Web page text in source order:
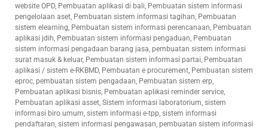
website OPD, Pembuatan aplikasi di bali, Pembuatan sistem informasi
pengelolaan aset, Pembuatan sistem informasi tagihan, Pembuatan
sistem elearning, Pembuatan sistem informasi perencanaan, Pembuatan
aplikasi jdih, Pembuatan sistem informasi pengaduan, Pembuatan
sistem informasi pengadaan barang jasa, pembuatan sistem informasi
surat masuk & keluar, Pembuatan sistem informasi partai, Pembuatan
aplikasi / sistem e-RKBMD, Pembuatan e procurement, Pembuatan sistem
eproc, pembuatan sistem pengadaan, Pembuatan sistem erp,
Pembuatan aplikasi bisnis, Pembuatan aplikasi reminder service,
Pembuatan aplikasi asset, Sistem informasi laboratorium, sistem
informasi biro umum, sistem informasi e-tpp, sistem informasi
pendaftaran, sistem informasi pengawasan, pembuatan sistem informasi